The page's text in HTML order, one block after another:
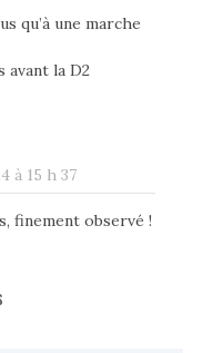
qu’à une marche
avant la D2
à 15 h 37
finement observé !